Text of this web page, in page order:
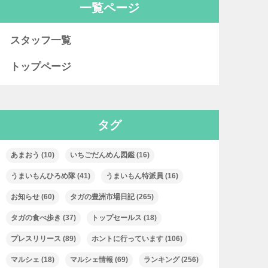
一覧ページ
スタッフ一覧
トップページ
タグ
あまおう (10) いちごだんめん図鑑 (16)
うまいもんひろめ隊 (41) うまいもん特派員 (16)
お知らせ (60) タガの豊洲市場日記(265)
タガの食べ歩き (37) トップセールス (18)
プレスリリース (89) ホントに行っています (106)
マルシェ (18) マルシェ情報 (69) ランキング(256)